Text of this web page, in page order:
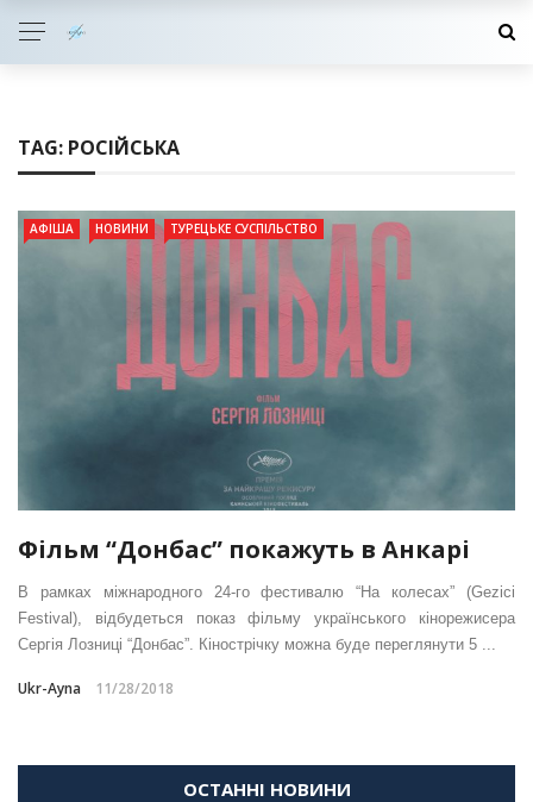
TAG: РОСІЙСЬКА
АФІША НОВИНИ ТУРЕЦЬКЕ СУСПІЛЬСТВО
Фільм “Донбас” покажуть в Анкарі
В рамках міжнародного 24-го фестивалю “На колесах” (Gezici
Festival), відбудеться показ фільму українського кінорежисера
Сергія Лозниці “Донбас”. Кінострічку можна буде переглянути 5 ...
Ukr-Ayna 11/28/2018
ОСТАННІ НОВИНИ